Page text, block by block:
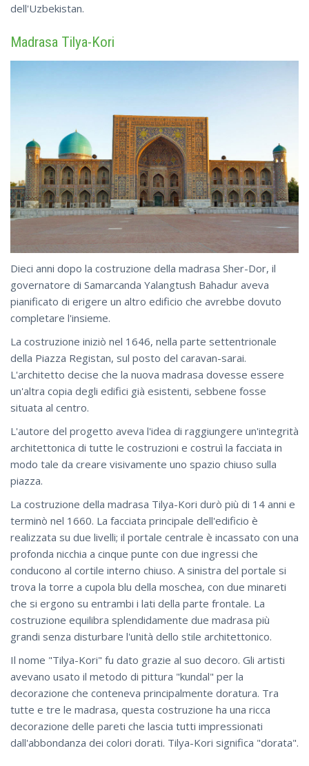
dell'Uzbekistan.
Madrasa Tilya-Kori
Dieci anni dopo la costruzione della madrasa Sher-Dor, il
governatore di Samarcanda Yalangtush Bahadur aveva
pianificato di erigere un altro edificio che avrebbe dovuto
completare l'insieme.
La costruzione iniziò nel 1646, nella parte settentrionale
della Piazza Registan, sul posto del caravan-sarai.
L'architetto decise che la nuova madrasa dovesse essere
un'altra copia degli edifici già esistenti, sebbene fosse
situata al centro.
L'autore del progetto aveva l'idea di raggiungere un'integrità
architettonica di tutte le costruzioni e costruì la facciata in
modo tale da creare visivamente uno spazio chiuso sulla
piazza.
La costruzione della madrasa Tilya-Kori durò più di 14 anni e
terminò nel 1660. La facciata principale dell'edificio è
realizzata su due livelli; il portale centrale è incassato con una
profonda nicchia a cinque punte con due ingressi che
conducono al cortile interno chiuso. A sinistra del portale si
trova la torre a cupola blu della moschea, con due minareti
che si ergono su entrambi i lati della parte frontale. La
costruzione equilibra splendidamente due madrasa più
grandi senza disturbare l'unità dello stile architettonico.
Il nome "Tilya-Kori" fu dato grazie al suo decoro. Gli artisti
avevano usato il metodo di pittura "kundal" per la
decorazione che conteneva principalmente doratura. Tra
tutte e tre le madrasa, questa costruzione ha una ricca
decorazione delle pareti che lascia tutti impressionati
dall'abbondanza dei colori dorati. Tilya-Kori significa "dorata".